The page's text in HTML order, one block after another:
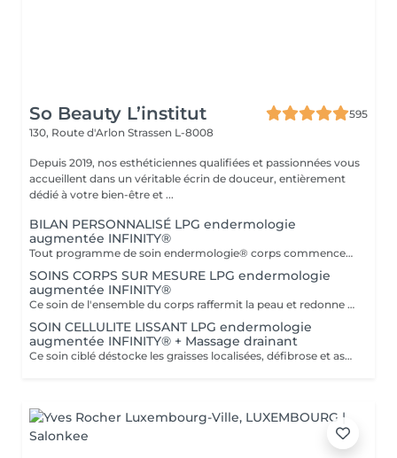
So Beauty L’institut
595
130, Route d'Arlon Strassen L-8008
Depuis 2019, nos esthéticiennes qualifiées et passionnées vous
accueillent dans un véritable écrin de douceur, entièrement
dédié à votre bien-être et ...
BILAN PERSONNALISÉ LPG endermologie
augmentée INFINITY®
Tout programme de soin endermologie® corps commence par un bilan ultra-précis, avec l'application professionnelle ENDERMOLINK. Il se déroule en trois étapes clés : 1. Décryptage de votre mode de vie. 2. Analyse de votre peau. 3. Création de votre programme sur-mesure.
SOINS CORPS SUR MESURE LPG endermologie
augmentée INFINITY®
Ce soin de l'ensemble du corps raffermit la peau et redonne du galbe aux courbes pour retrouver une silhouette resculptée et plus ferme tout en procurant un grand moment de bien-être. DESTOCKE les graisses Grâce à la nouvelle tête de traitement brevetée Alliance, endermologie® permet de cibler et d'affiner les zones rebelles à lexercice et à l'hygiène alimentaire (bras, dos, ventre, taille, cuisses..) tout en s'adaptant précisément aux besoins de chaque peau. LISSE la cellulite La cellulite, qui touche 90 % des femmes même les plus minces et les plus sportives, résulte à la fois dun stockage de graisses dans les adipocytes (cellules graisseuses) et dune rétention d'eau tout autour. RAFFERMIT la peau Variations de poids, grossesses, temps qui passe la peau perd progressivement de sa tonicité et de sa souplesse. Même si ce relâchement cutané concerne tout le corps, certaines zones y sont plus sensibles : intérieur des cuisses, ventre, bras, etc
SOIN CELLULITE LISSANT LPG endermologie
augmentée INFINITY® + Massage drainant
Ce soin ciblé déstocke les graisses localisées, défibrose et assouplit les tissus pour traiter efficacement la cellulite adipeuse et fibreuse tout en procurant un grand moment de bien-être. 40 minutes LPG + 10 minutes de massage drainant/amincissant sur l'avant des jambes.